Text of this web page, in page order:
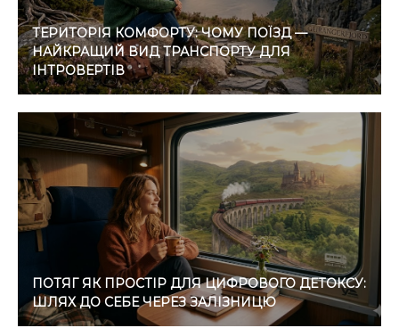
ТЕРИТОРІЯ КОМФОРТУ: ЧОМУ ПОЇЗД —
НАЙКРАЩИЙ ВИД ТРАНСПОРТУ ДЛЯ
ІНТРОВЕРТІВ
ПОТЯГ ЯК ПРОСТІР ДЛЯ ЦИФРОВОГО ДЕТОКСУ:
ШЛЯХ ДО СЕБЕ ЧЕРЕЗ ЗАЛІЗНИЦЮ